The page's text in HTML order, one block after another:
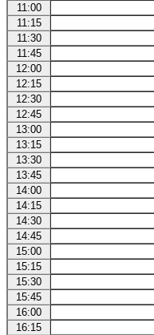
11:00
11:15
11:30
11:45
12:00
12:15
12:30
12:45
13:00
13:15
13:30
13:45
14:00
14:15
14:30
14:45
15:00
15:15
15:30
15:45
16:00
16:15